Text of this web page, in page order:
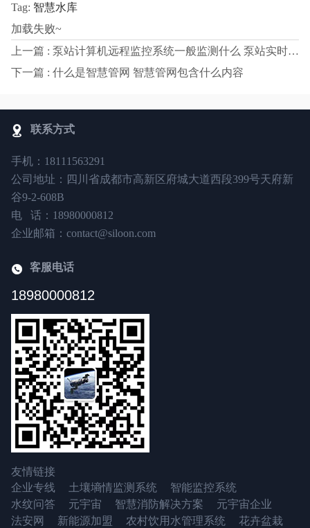
Tag: 智慧水库
加载失败~
上一篇 : 泵站计算机远程监控系统一般监测什么 泵站实时监测
下一篇 : 什么是智慧管网 智慧管网包含什么内容
联系方式
手机：18111563291
公司地址：四川省成都市高新区府城大道西段399号天府新
谷9-2-608B
电 话：18980000812
企业邮箱：contact@siloon.com
客服电话
18980000812
友情链接
企业专线
土壤墒情监测系统
智能监控系统
水纹问答
元宇宙 智慧消防解决方案
元宇宙企业
法安网
新能源加盟 农村饮用水管理系统 花卉盆栽